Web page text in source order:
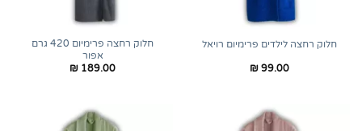
חלוק רחצה לילדים פרימיום רויאל
₪ 99.00
חלוק רחצה פרימיום 420 גרם
אפור
₪ 189.00